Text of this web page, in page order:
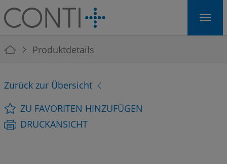
Skip to main navigation
Skip to main content
Skip to page footer
You are here:
Produktdetails
Zurück zur Übersicht
ZU FAVORITEN HINZUFÜGEN
DRUCKANSICHT